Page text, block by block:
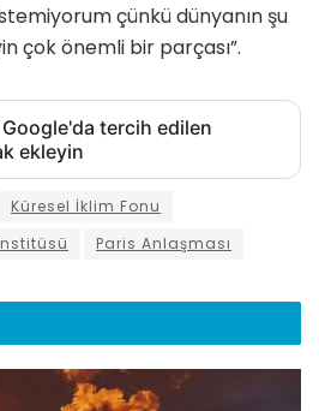
çünkü dünyanın şu
çok önemli bir parçası”.
tercih edilen
ekleyin
Küresel İklim Fonu
Paris Anlaşması